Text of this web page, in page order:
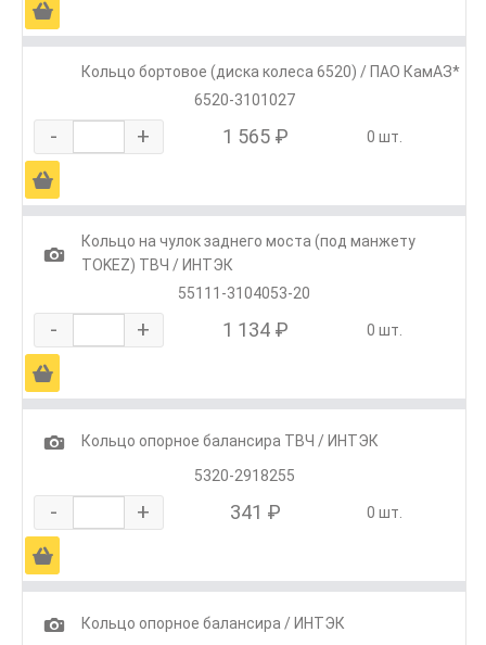
Ä
Кольцо бортовое (диска колеса 6520) / ПАО КамАЗ*
6520-3101027
- + 1 565 ₽ 0 шт.
Ä
1
Кольцо на чулок заднего моста (под манжету
TOKEZ) ТВЧ / ИНТЭК
55111-3104053-20
- + 1 134 ₽ 0 шт.
Ä
1
Кольцо опорное балансира ТВЧ / ИНТЭК
5320-2918255
- + 341 ₽ 0 шт.
Ä
1
Кольцо опорное балансира / ИНТЭК